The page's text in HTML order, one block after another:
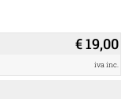
€ 19,00
iva inc.